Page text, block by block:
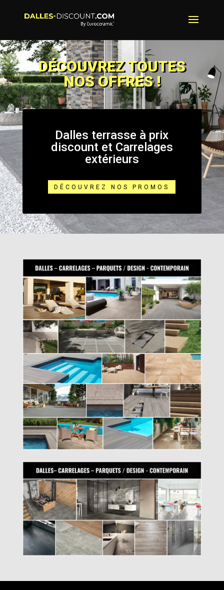
DÉCOUVREZ TOUTES
NOS OFFRES !
Dalles terrasse à prix
discount et Carrelages
extérieurs
DÉCOUVREZ NOS PROMOS